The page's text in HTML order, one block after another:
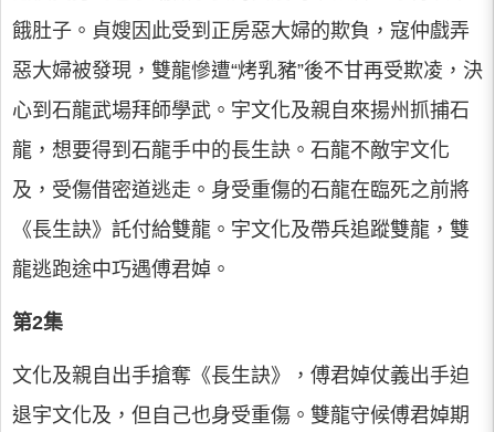
餓肚子。貞嫂因此受到正房惡大婦的欺負，寇仲戲弄
惡大婦被發現，雙龍慘遭“烤乳豬”後不甘再受欺凌，決
心到石龍武場拜師學武。宇文化及親自來揚州抓捕石
龍，想要得到石龍手中的長生訣。石龍不敵宇文化
及，受傷借密道逃走。身受重傷的石龍在臨死之前將
《長生訣》託付給雙龍。宇文化及帶兵追蹤雙龍，雙
龍逃跑途中巧遇傅君婥。
第2集
文化及親自出手搶奪《長生訣》，傅君婥仗義出手迫
退宇文化及，但自己也身受重傷。雙龍守候傅君婥期